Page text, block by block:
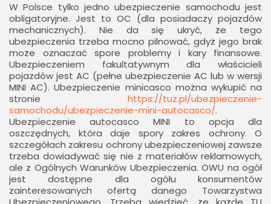
W Polsce tylko jedno ubezpieczenie samochodu jest
obligatoryjne. Jest to OC (dla posiadaczy pojazdów
mechanicznych). Nie da się ukryć, że tego
ubezpieczenia trzeba mocno pilnować, gdyż jego brak
może oznaczać spore problemy i kary finansowe.
Ubezpieczeniem fakultatywnym dla właścicieli
pojazdów jest AC (pełne ubezpieczenie AC lub w wersji
MINI AC). Ubezpieczenie minicasco można wykupić na
stronie https://tuz.pl/ubezpieczenie-
samochodu/ubezpieczenie-mini-autocasco/.
Ubezpieczenie autocasco MINI to opcja dla
oszczędnych, która daje spory zakres ochrony. O
szczegółach zakresu ochrony ubezpieczeniowej zawsze
trzeba dowiadywać się nie z materiałów reklamowych,
ale z Ogólnych Warunków Ubezpieczenia. OWU na ogół
jest dostępne dla ogółu konsumentów
zainteresowanych ofertą danego Towarzystwa